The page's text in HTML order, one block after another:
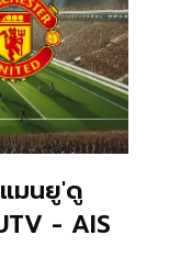
มนยู'ดู
- AIS